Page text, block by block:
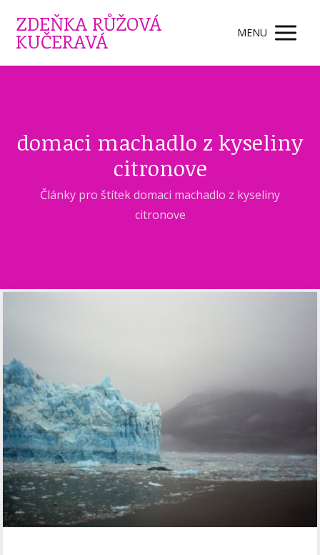
ZDEŇKA RŮŽOVÁ
KUČERAVÁ MENU
domaci machadlo z kyseliny
citronove
Články pro štítek domaci machadlo z kyseliny
citronove